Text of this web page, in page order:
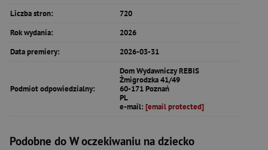
Liczba stron:
720
Rok wydania:
2026
Data premiery:
2026-03-31
Podmiot odpowiedzialny:
Dom Wydawniczy REBIS
Żmigrodzka 41/49
60-171 Poznań
PL
e-mail: [email protected]
Podobne do W oczekiwaniu na dziecko